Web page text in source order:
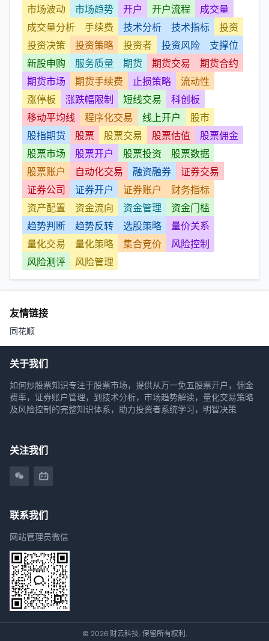
市场波动
市场趋势 开户 开户流程
成交量
成交量分析
手续费 技术分析 技术指标
投资
投资决策
投资策略 投资者 投资风险
支撑位
新股申购
服务质量 期货 期货交易
期货合约
期货市场
期货手续费 止损策略
流动性
涨停板
涨跌幅限制 短线交易
科创板
移动平均线
程序化交易 线上开户
股市
股指期货
股票 股票交易 股票估值
股票佣金
股票市场
股票开户 股票投资
股票数据
股票账户
自动化交易 融资融券
证券交易
证券公司
证券开户 证券账户
财务指标
资产配置
资金流向 资金管理
资金门槛
趋势判断
趋势反转 选股策略
量价关系
量化交易
量化策略 集合竞价
风险控制
风险测评
风险管理
友情链接
同花顺
关于我们
如何炒股票知识专注于股票市场，提供从万一免五股票开户，佣金
费率，证券账户管理，到技术分析，市场趋势解读，量化交易策略
及风险控制的完整知识体系，助力投资者系统学习，明智决策
关注我们
联系我们
网站管理员微信
© 2026 财云科技. 保留所有权利.